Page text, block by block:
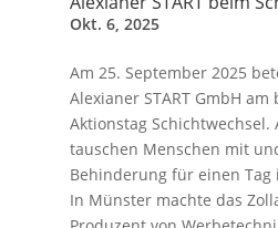
Okt. 6, 2025
Am 25. September 2025
Alexianer START GmbH
Aktionstag Schichtwechsel.
tauschen Menschen mit
Behinderung für einen
In Münster machte das